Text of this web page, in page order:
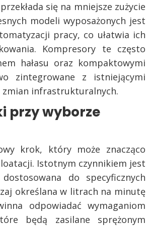
się na mniejsze zużycie
modeli wyposażonych jest
pracy, co ułatwia ich
Kompresory te często
hałasu oraz kompaktowymi
zintegrowane z istniejącymi
infrastrukturalnych.
przy wyborze
krok, który może znacząco
Istotnym czynnikiem jest
do specyficznych
określana w litrach na minutę
odpowiadać wymaganiom
będą zasilane sprężonym